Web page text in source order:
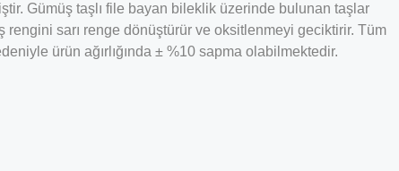
Gümüş taşlı file bayan bileklik üzerinde bulunan taşlar
rengini sarı renge dönüştürür ve oksitlenmeyi geciktirir. Tüm
ürün ağırlığında ± %10 sapma olabilmektedir.